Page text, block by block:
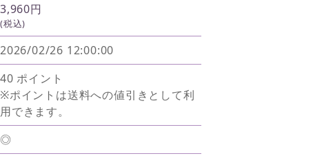
3,960円
(税込)
2026/02/26 12:00:00
40 ポイント
※ポイントは送料への値引きとして利
用できます。
◎